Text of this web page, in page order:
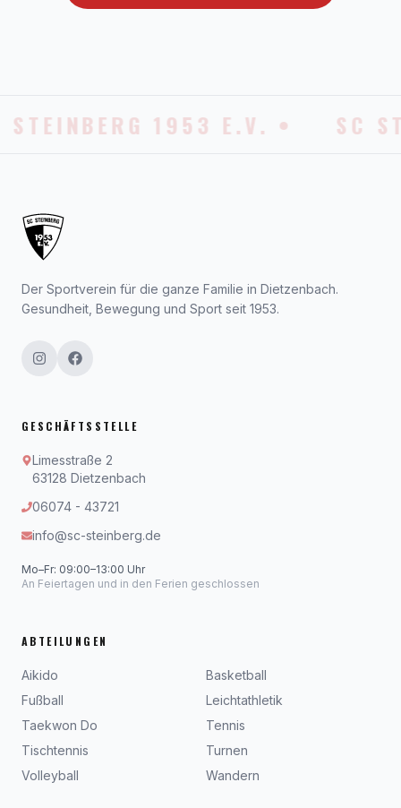
STEINBERG 1953 E.V. • SC
Der Sportverein für die ganze Familie in Dietzenbach.
Gesundheit, Bewegung und Sport seit 1953.
GESCHÄFTSSTELLE
Limesstraße 2
63128 Dietzenbach
06074 - 43721
info@sc-steinberg.de
Mo–Fr: 09:00–13:00 Uhr
An Feiertagen und in den Ferien geschlossen
ABTEILUNGEN
Aikido
Basketball
Fußball
Leichtathletik
Taekwon Do
Tennis
Tischtennis
Turnen
Volleyball
Wandern